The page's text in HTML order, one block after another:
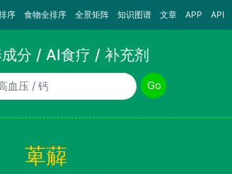
序 食物全排序 全景矩阵 知识图谱 文章 APP API
分 / AI食疗 / 补充剂
Go
萆薢